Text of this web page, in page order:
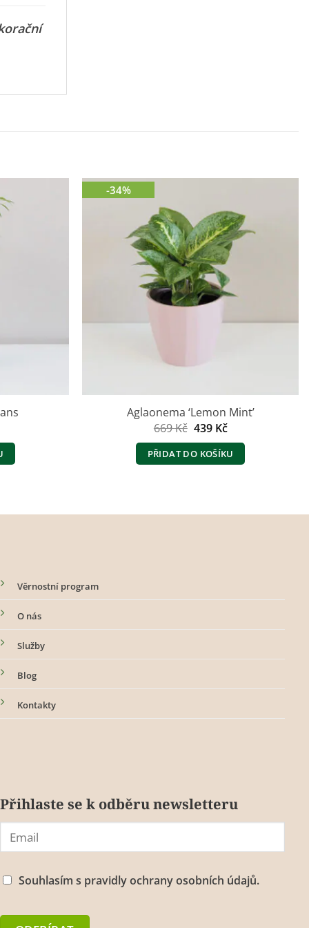
Kč.
-34%
Aglaonema ‘Lemon Mint’
669Kč Původní
byla:
669 Kč.
439 KčAktuální
je:
439 Kč.
PŘIDAT DO KOŠÍKU
Věrnostní program
O nás
Služby
Blog
Kontakty
Přihlaste se k odběru newsletteru
Souhlasím s pravidly ochrany osobních údajů.